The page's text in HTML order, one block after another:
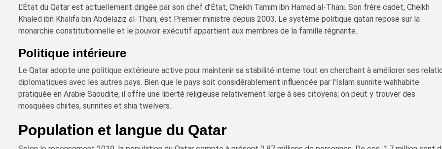
L’État du Qatar est actuellement dirigée par son chef d’État, Cheikh Tamim ibn Hamad al-Thani. Son frère cadet, Cheikh
Khaled ibn Khalifa bin Abdelaziz al-Thani, est Premier ministre depuis 2003. Le système politique qatari repose sur la
monarchie constitutionnelle et le pouvoir exécutif appartient aux membres de la famille régnante.
Politique intérieure
Le Qatar adopte une politique extérieure active pour maintenir sa stabilité interne tout en cherchant à améliorer ses
diplomatiques avec les autres pays. Bien que le pays soit considérablement influencée par l'Islam sunnite wahhabite
pratiquée en Arabie Saoudite, il offre une liberté religieuse relativement large à ses citoyens; on peut y trouver des
mosquées chiites, sunnites et shia twelvers.
Population et langue du Qatar